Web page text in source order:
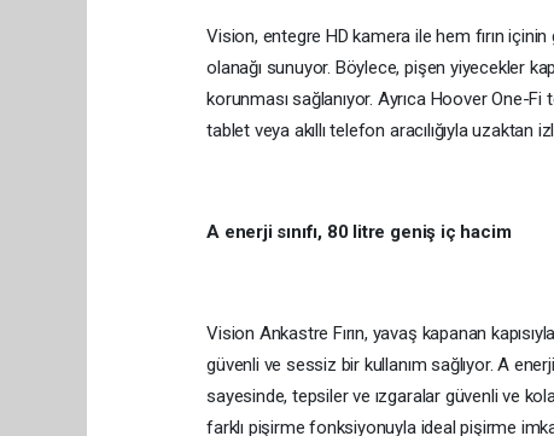
Vision, entegre HD kamera ile hem fırın
olanağı sunuyor. Böylece, pişen yiyecekler
korunması sağlanıyor. Ayrıca Hoover One-
tablet veya akıllı telefon aracılığıyla uzaktan
A enerji sınıfı, 80 litre geniş iç hacim
Vision Ankastre Fırın, yavaş kapanan
güvenli ve sessiz bir kullanım sağlıyor. A
sayesinde, tepsiler ve ızgaralar güvenli ve
farklı pişirme fonksiyonuyla ideal pişirme